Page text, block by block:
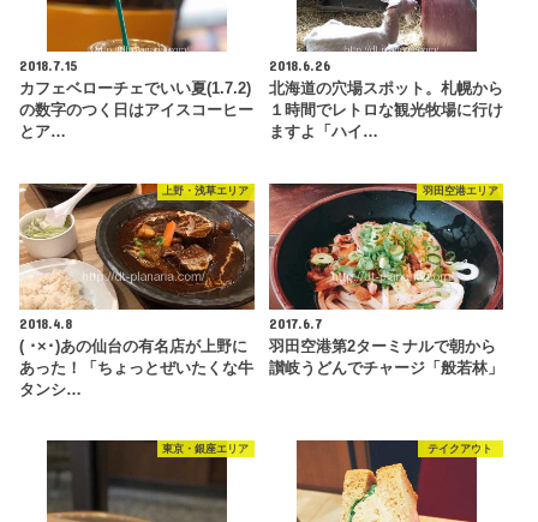
2018.7.15
カフェベローチェでいい夏(1.7.2)
の数字のつく日はアイスコーヒー
とア…
2018.6.26
北海道の穴場スポット。札幌から
１時間でレトロな観光牧場に行け
ますよ「ハイ…
上野・浅草エリア
2018.4.8
( ･×･)あの仙台の有名店が上野に
あった！「ちょっとぜいたくな牛
タンシ…
羽田空港エリア
2017.6.7
羽田空港第2ターミナルで朝から
讃岐うどんでチャージ「般若林」
東京・銀座エリア テイクアウト